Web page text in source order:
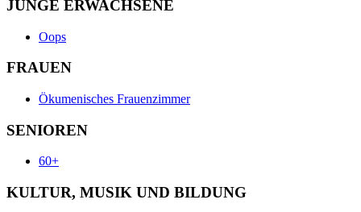
JUNGE ERWACHSENE
Oops
FRAUEN
Ökumenisches Frauenzimmer
SENIOREN
60+
KULTUR, MUSIK UND BILDUNG